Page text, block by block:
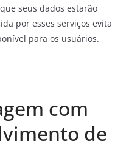
seus dados estarão
por esses serviços evita
para os usuários.
com
de